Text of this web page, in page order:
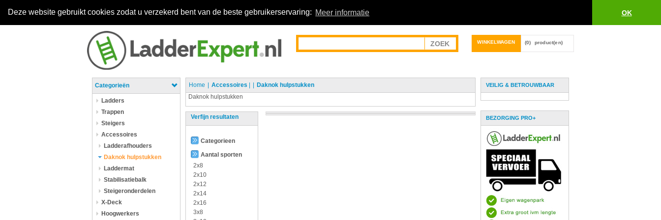
Deze website gebruikt cookies zodat u verzekerd bent van de beste gebruikerservaring: Meer informatie OK
WINKELWAGEN (0) product(en)
Categorieën
Ladders
Trappen
Steigers
Accessoires
Ladderafhouders
Daknok hulpstukken
Laddermat
Stabilisatiebalk
Steigeronderdelen
X-Deck
Hoogwerkers
Home Accessoires
Daknok hulpstukken
Daknok hulpstukken
Verfijn resultaten
Categorieen
Aantal sporten
2x8
2x10
2x12
2x14
2x16
3x8
VEILIG & BETROUWBAAR
BEZORGING PRO+